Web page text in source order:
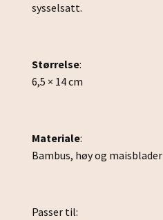
sysselsatt.
Størrelse:
6,5 × 14 cm
Materiale:
Bambus, høy og maisblader
Passer til: